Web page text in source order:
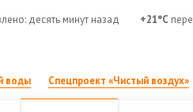
десять минут назад +21°C
воды Спецпроект «Чистый воздух»